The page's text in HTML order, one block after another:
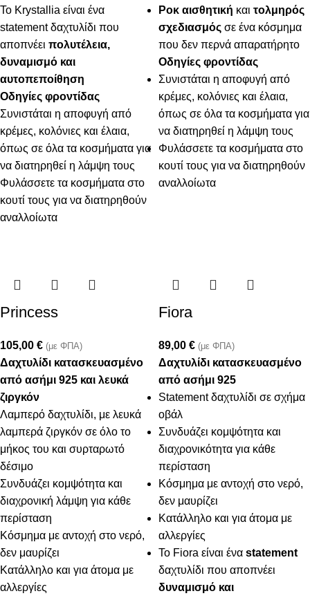
Το Krystallia είναι ένα
statement δαχτυλίδι που
αποπνέει πολυτέλεια,
δυναμισμό και
αυτοπεποίθηση
Οδηγίες φροντίδας
Συνιστάται η αποφυγή από
κρέμες, κολόνιες και έλαια,
όπως σε όλα τα κοσμήματα για
να διατηρηθεί η λάμψη τους
Φυλάσσετε τα κοσμήματα στο
κουτί τους για να διατηρηθούν
αναλλοίωτα
Ροκ αισθητική και τολμηρός
σχεδιασμός σε ένα κόσμημα
που δεν περνά απαρατήρητο
Οδηγίες φροντίδας
Συνιστάται η αποφυγή από
κρέμες, κολόνιες και έλαια,
όπως σε όλα τα κοσμήματα για
να διατηρηθεί η λάμψη τους
Φυλάσσετε τα κοσμήματα στο
κουτί τους για να διατηρηθούν
αναλλοίωτα
Princess
105,00 € (με ΦΠΑ)
Δαχτυλίδι κατασκευασμένο
από ασήμι 925 και λευκά
ζιργκόν
Λαμπερό δαχτυλίδι, με λευκά
λαμπερά ζιργκόν σε όλο το
μήκος του και συρταρωτό
δέσιμο
Συνδυάζει κομψότητα και
διαχρονική λάμψη για κάθε
περίσταση
Κόσμημα με αντοχή στο νερό,
δεν μαυρίζει
Κατάλληλο και για άτομα με
αλλεργίες
Fiora
89,00 € (με ΦΠΑ)
Δαχτυλίδι κατασκευασμένο
από ασήμι 925
Statement δαχτυλίδι σε σχήμα
οβάλ
Συνδυάζει κομψότητα και
διαχρονικότητα για κάθε
περίσταση
Κόσμημα με αντοχή στο νερό,
δεν μαυρίζει
Κατάλληλο και για άτομα με
αλλεργίες
Το Fiora είναι ένα statement
δαχτυλίδι που αποπνέει
δυναμισμό και